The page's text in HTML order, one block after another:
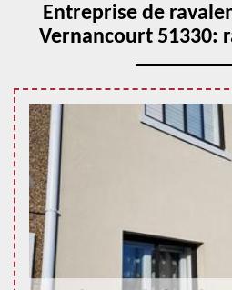
Entreprise de
Vernancourt 51330: